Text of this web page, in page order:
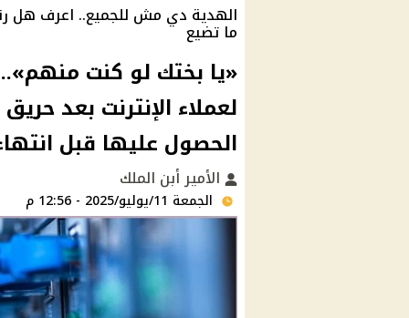
الهدية دي مش للجميع.. اعرف هل
ما تضيع
لعملاء الإنترنت بعد
الحصول عليها قبل
الأمير أبن الملك
الجمعة 11/يوليو/2025 - 12:56 م